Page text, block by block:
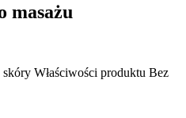
masażu
skóry Właściwości produktu Bez